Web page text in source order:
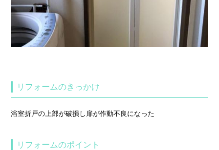
リフォームのきっかけ
浴室折戸の上部が破損し扉が作動不良になった
リフォームのポイント